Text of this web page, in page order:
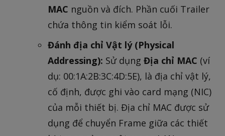
MAC nguồn và đích. Phần cuối Trailer
chứa thông tin kiểm soát lỗi.
Đánh địa chỉ Vật lý (Physical
Addressing): Sử dụng Địa chỉ MAC (ví
dụ: 00:1A:2B:3C:4D:5E), là địa chỉ vật lý,
cố định, được ghi vào card mạng (NIC)
của mỗi thiết bị. Địa chỉ MAC được sử
dụng để chuyển Frame giữa các thiết